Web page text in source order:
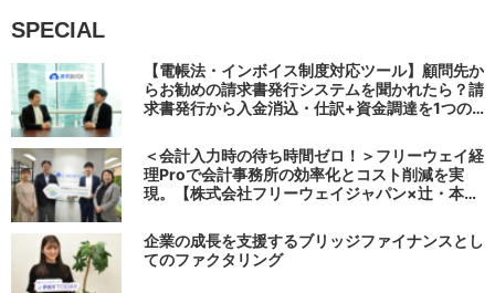
SPECIAL
【電帳法・インボイス制度対応ツール】顧問先か
らお勧めの請求書発行システムを聞かれたら？請
求書発行から入金消込・仕訳+資金調達を1つの
＜会計入力時の待ち時間ゼロ！＞フリーウェイ経
理Proで会計事務所の効率化とコスト削減を実
現。【株式会社フリーウェイジャパン×辻・本郷
企業の成長を支援するブリッジファイナンスとし
てのファクタリング